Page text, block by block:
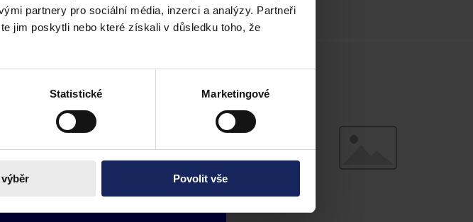
partnery pro sociální média, inzerci a analýzy. Partneři
jim poskytli nebo které získali v důsledku toho, že
Statistické Marketingové
Povolit vše